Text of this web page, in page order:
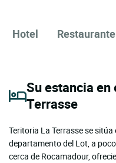
Hotel Restaurante
Su estancia
Terrasse
Teritoria La Terrasse se
departamento del Lot, a
cerca de Rocamadour,